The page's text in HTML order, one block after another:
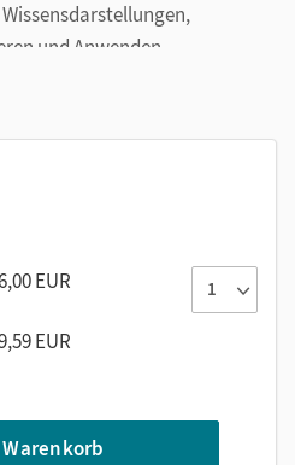
und Anwenden,
EUR
EUR